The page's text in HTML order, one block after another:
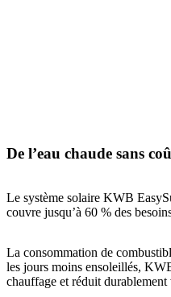
De l’eau chaude sans
Le système solaire KWB
couvre jusqu’à 60 % des
La consommation de
les jours moins ensoleillés,
chauffage et réduit